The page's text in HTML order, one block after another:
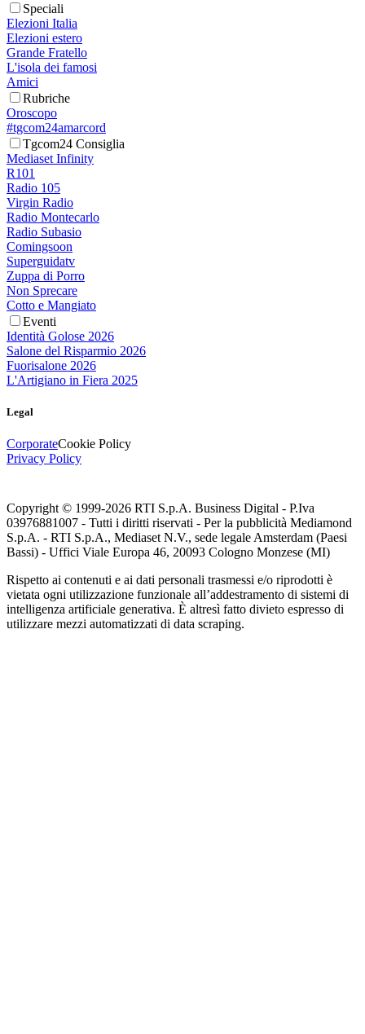
Speciali
Elezioni Italia
Elezioni estero
Grande Fratello
L'isola dei famosi
Amici
Rubriche
Oroscopo
#tgcom24amarcord
Tgcom24 Consiglia
Mediaset Infinity
R101
Radio 105
Virgin Radio
Radio Montecarlo
Radio Subasio
Comingsoon
Superguidatv
Zuppa di Porro
Non Sprecare
Cotto e Mangiato
Eventi
Identità Golose 2026
Salone del Risparmio 2026
Fuorisalone 2026
L'Artigiano in Fiera 2025
Legal
CorporateCookie Policy
Privacy Policy
Copyright © 1999-2026 RTI S.p.A. Business Digital - P.Iva
03976881007 - Tutti i diritti riservati - Per la pubblicità Mediamond
S.p.A. - RTI S.p.A., Mediaset N.V., sede legale Amsterdam (Paesi
Bassi) - Uffici Viale Europa 46, 20093 Cologno Monzese (MI)
Rispetto ai contenuti e ai dati personali trasmessi e/o riprodotti è
vietata ogni utilizzazione funzionale all’addestramento di sistemi di
intelligenza artificiale generativa. È altresì fatto divieto espresso di
utilizzare mezzi automatizzati di data scraping.